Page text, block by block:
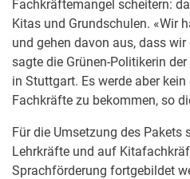
Fachkräftemangel scheitern:
Kitas und Grundschulen. «Wir
und gehen davon aus, dass
sagte die Grünen-Politikerin
in Stuttgart. Es werde aber
Fachkräfte zu bekommen, so
Für die Umsetzung des Pakets
Lehrkräfte und auf
Sprachförderung fortgebildet